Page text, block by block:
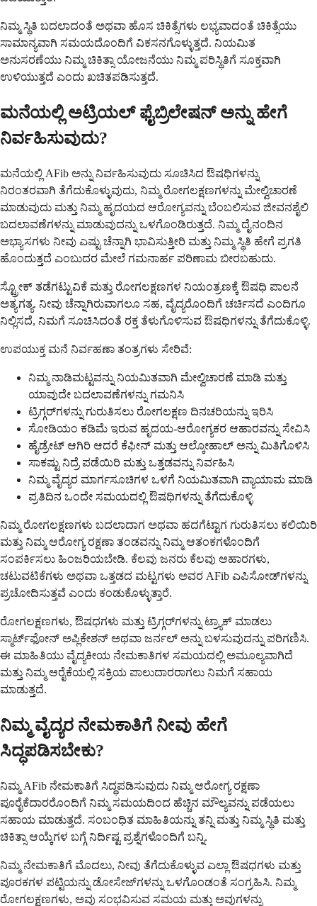
ನಿಮ್ಮ ಸ್ಥಿತಿ ಬದಲಾದಂತೆ ಅಥವಾ ಹೊಸ ಚಿಕಿತ್ಸೆಗಳು ಲಭ್ಯವಾದಂತೆ ಚಿಕಿತ್ಸೆಯು
ಸಾಮಾನ್ಯವಾಗಿ ಸಮಯದೊಂದಿಗೆ ವಿಕಸನಗೊಳ್ಳುತ್ತದೆ. ನಿಯಮಿತ
ಅನುಸರಣೆಯು ನಿಮ್ಮ ಚಿಕಿತ್ಸಾ ಯೋಜನೆಯು ನಿಮ್ಮ ಪರಿಸ್ಥಿತಿಗೆ ಸೂಕ್ತವಾಗಿ
ಉಳಿಯುತ್ತದೆ ಎಂದು ಖಚಿತಪಡಿಸುತ್ತದೆ.
ಮನೆಯಲ್ಲಿ ಅಟ್ರಿಯಲ್ ಫೈಬ್ರಿಲೇಷನ್ ಅನ್ನು ಹೇಗೆ
ನಿರ್ವಹಿಸುವುದು?
ಮನೆಯಲ್ಲಿ AFib ಅನ್ನು ನಿರ್ವಹಿಸುವುದು ಸೂಚಿಸಿದ ಔಷಧಿಗಳನ್ನು
ನಿರಂತರವಾಗಿ ತೆಗೆದುಕೊಳ್ಳುವುದು, ನಿಮ್ಮ ರೋಗಲಕ್ಷಣಗಳನ್ನು ಮೇಲ್ವಿಚಾರಣೆ
ಮಾಡುವುದು ಮತ್ತು ನಿಮ್ಮ ಹೃದಯದ ಆರೋಗ್ಯವನ್ನು ಬೆಂಬಲಿಸುವ ಜೀವನಶೈಲಿ
ಬದಲಾವಣೆಗಳನ್ನು ಮಾಡುವುದನ್ನು ಒಳಗೊಂಡಿರುತ್ತದೆ. ನಿಮ್ಮ ದೈನಂದಿನ
ಅಭ್ಯಾಸಗಳು ನೀವು ಎಷ್ಟು ಚೆನ್ನಾಗಿ ಭಾವಿಸುತ್ತೀರಿ ಮತ್ತು ನಿಮ್ಮ ಸ್ಥಿತಿ ಹೇಗೆ ಪ್ರಗತಿ
ಹೊಂದುತ್ತದೆ ಎಂಬುದರ ಮೇಲೆ ಗಮನಾರ್ಹ ಪರಿಣಾಮ ಬೀರಬಹುದು.
ಸ್ಟ್ರೋಕ್ ತಡೆಗಟ್ಟುವಿಕೆ ಮತ್ತು ರೋಗಲಕ್ಷಣಗಳ ನಿಯಂತ್ರಣಕ್ಕೆ ಔಷಧಿ ಪಾಲನೆ
ಅತ್ಯಗತ್ಯ. ನೀವು ಚೆನ್ನಾಗಿರುವಾಗಲೂ ಸಹ, ವೈದ್ಯರೊಂದಿಗೆ ಚರ್ಚಿಸದೆ ಎಂದಿಗೂ
ನಿಲ್ಲಿಸದೆ, ನಿಮಗೆ ಸೂಚಿಸಿದಂತೆ ರಕ್ತ ತೆಳುಗೊಳಿಸುವ ಔಷಧಿಗಳನ್ನು ತೆಗೆದುಕೊಳ್ಳಿ.
ಉಪಯುಕ್ತ ಮನೆ ನಿರ್ವಹಣಾ ತಂತ್ರಗಳು ಸೇರಿವೆ:
ನಿಮ್ಮ ನಾಡಿಮಟ್ಟವನ್ನು ನಿಯಮಿತವಾಗಿ ಮೇಲ್ವಿಚಾರಣೆ ಮಾಡಿ ಮತ್ತು
ಯಾವುದೇ ಬದಲಾವಣೆಗಳನ್ನು ಗಮನಿಸಿ
ಟ್ರಿಗ್ಗರ್‌ಗಳನ್ನು ಗುರುತಿಸಲು ರೋಗಲಕ್ಷಣ ದಿನಚರಿಯನ್ನು ಇರಿಸಿ
ಸೋಡಿಯಂ ಕಡಿಮೆ ಇರುವ ಹೃದಯ-ಆರೋಗ್ಯಕರ ಆಹಾರವನ್ನು ಸೇವಿಸಿ
ಹೈಡ್ರೇಟ್ ಆಗಿರಿ ಆದರೆ ಕೆಫೀನ್ ಮತ್ತು ಆಲ್ಕೋಹಾಲ್ ಅನ್ನು ಮಿತಿಗೊಳಿಸಿ
ಸಾಕಷ್ಟು ನಿದ್ರೆ ಪಡೆಯಿರಿ ಮತ್ತು ಒತ್ತಡವನ್ನು ನಿರ್ವಹಿಸಿ
ನಿಮ್ಮ ವೈದ್ಯರ ಮಾರ್ಗಸೂಚಿಗಳ ಒಳಗೆ ನಿಯಮಿತವಾಗಿ ವ್ಯಾಯಾಮ ಮಾಡಿ
ಪ್ರತಿದಿನ ಒಂದೇ ಸಮಯದಲ್ಲಿ ಔಷಧಿಗಳನ್ನು ತೆಗೆದುಕೊಳ್ಳಿ
ನಿಮ್ಮ ರೋಗಲಕ್ಷಣಗಳು ಬದಲಾದಾಗ ಅಥವಾ ಹದಗೆಟ್ಟಾಗ ಗುರುತಿಸಲು ಕಲಿಯಿರಿ
ಮತ್ತು ನಿಮ್ಮ ಆರೋಗ್ಯ ರಕ್ಷಣಾ ತಂಡವನ್ನು ನಿಮ್ಮ ಆತಂಕಗಳೊಂದಿಗೆ
ಸಂಪರ್ಕಿಸಲು ಹಿಂಜರಿಯಬೇಡಿ. ಕೆಲವು ಜನರು ಕೆಲವು ಆಹಾರಗಳು,
ಚಟುವಟಿಕೆಗಳು ಅಥವಾ ಒತ್ತಡದ ಮಟ್ಟಗಳು ಅವರ AFib ಎಪಿಸೋಡ್‌ಗಳನ್ನು
ಪ್ರಚೋದಿಸುತ್ತವೆ ಎಂದು ಕಂಡುಕೊಳ್ಳುತ್ತಾರೆ.
ರೋಗಲಕ್ಷಣಗಳು, ಔಷಧಗಳು ಮತ್ತು ಟ್ರಿಗ್ಗರ್‌ಗಳನ್ನು ಟ್ರ್ಯಾಕ್ ಮಾಡಲು
ಸ್ಮಾರ್ಟ್‌ಫೋನ್ ಅಪ್ಲಿಕೇಶನ್ ಅಥವಾ ಜರ್ನಲ್ ಅನ್ನು ಬಳಸುವುದನ್ನು ಪರಿಗಣಿಸಿ.
ಈ ಮಾಹಿತಿಯು ವೈದ್ಯಕೀಯ ನೇಮಕಾತಿಗಳ ಸಮಯದಲ್ಲಿ ಅಮೂಲ್ಯವಾಗಿದೆ
ಮತ್ತು ನಿಮ್ಮ ಆರೈಕೆಯಲ್ಲಿ ಸಕ್ರಿಯ ಪಾಲುದಾರರಾಗಲು ನಿಮಗೆ ಸಹಾಯ
ಮಾಡುತ್ತದೆ.
ನಿಮ್ಮ ವೈದ್ಯರ ನೇಮಕಾತಿಗೆ ನೀವು ಹೇಗೆ
ಸಿದ್ಧಪಡಿಸಬೇಕು?
ನಿಮ್ಮ AFib ನೇಮಕಾತಿಗೆ ಸಿದ್ಧಪಡಿಸುವುದು ನಿಮ್ಮ ಆರೋಗ್ಯ ರಕ್ಷಣಾ
ಪೂರೈಕೆದಾರರೊಂದಿಗೆ ನಿಮ್ಮ ಸಮಯದಿಂದ ಹೆಚ್ಚಿನ ಮೌಲ್ಯವನ್ನು ಪಡೆಯಲು
ಸಹಾಯ ಮಾಡುತ್ತದೆ. ಸಂಬಂಧಿತ ಮಾಹಿತಿಯನ್ನು ತನ್ನಿ ಮತ್ತು ನಿಮ್ಮ ಸ್ಥಿತಿ ಮತ್ತು
ಚಿಕಿತ್ಸಾ ಆಯ್ಕೆಗಳ ಬಗ್ಗೆ ನಿರ್ದಿಷ್ಟ ಪ್ರಶ್ನೆಗಳೊಂದಿಗೆ ಬನ್ನಿ.
ನಿಮ್ಮ ನೇಮಕಾತಿಗೆ ಮೊದಲು, ನೀವು ತೆಗೆದುಕೊಳ್ಳುವ ಎಲ್ಲಾ ಔಷಧಗಳು ಮತ್ತು
ಪೂರಕಗಳ ಪಟ್ಟಿಯನ್ನು ಡೋಸೇಜ್‌ಗಳನ್ನು ಒಳಗೊಂಡಂತೆ ಸಂಗ್ರಹಿಸಿ. ನಿಮ್ಮ
ರೋಗಲಕ್ಷಣಗಳು, ಅವು ಸಂಭವಿಸುವ ಸಮಯ ಮತ್ತು ಅವುಗಳನ್ನು